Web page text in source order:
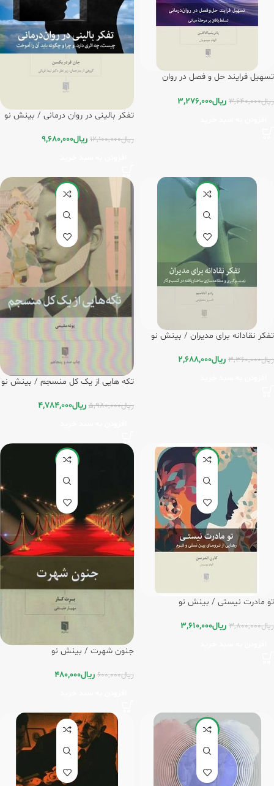
تسهیل فرایند حل و فصل در روان
ریال3,640,000 ریال3,276,000
تفکر بالینی در روان درمانی / بینش نو
ریال12,100,000 ریال9,680,000
-20%
تفکر نقادانه برای مدیران / بینش نو
ریال3,360,000 ریال2,688,000
-20%
تکه هایی از یک کل منسجم / بینش نو
ریال5,980,000 ریال4,784,000
-5%
‏تو مادرت نیستی / بینش نو
ریال3,800,000 ریال3,610,000
-20%
جنون شهرت / بینش نو
ریال600,000 ریال480,000
-20%